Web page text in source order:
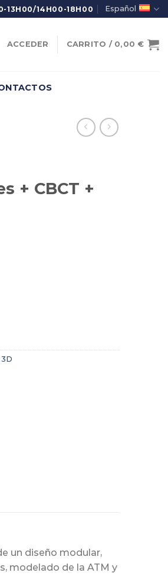
13H00/14H00-18H00 Español
ACCEDER CARRITO / 0,00 €
+ CBCT +
16×10 cantidad
un diseño modular,
modelado de la ATM y